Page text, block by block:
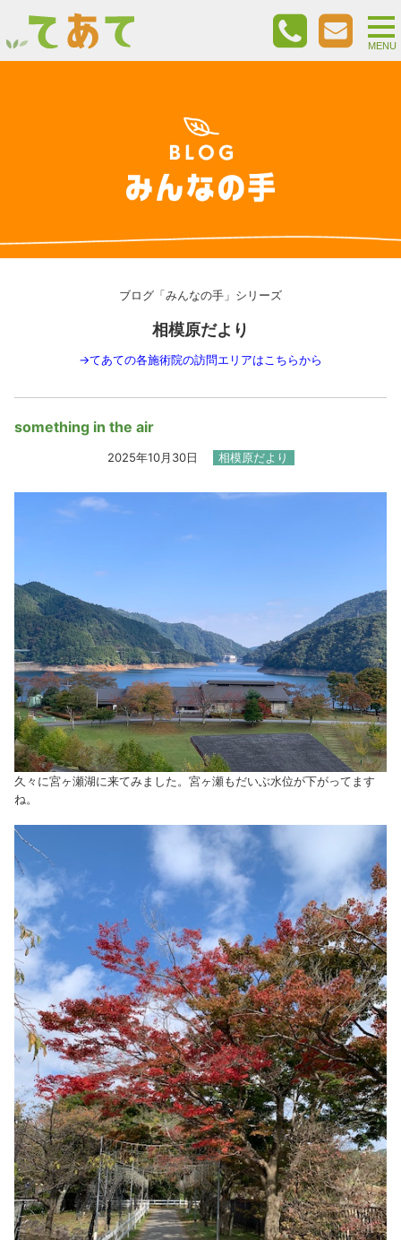
ブログ「みんなの手」シリーズ
相模原だより
→てあての各施術院の訪問エリアはこちらから
something in the air
2025年10月30日 相模原だより
久々に宮ヶ瀬湖に来てみました。宮ヶ瀬もだいぶ水位が下がってます
ね。
MENU